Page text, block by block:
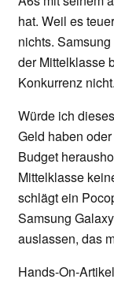
hat. Weil es
nichts.
der Mittelklasse
Konkurrenz nicht.
Würde ich
Geld haben
Budget
Mittelklasse
schlägt ein
Samsung
auslassen, das
Hands-On-